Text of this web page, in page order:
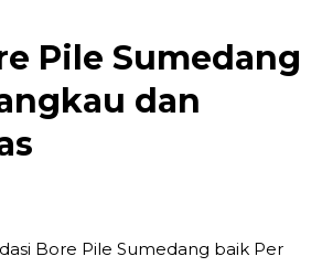
Pile Sumedang
dan
Bore Pile Sumedang baik Per